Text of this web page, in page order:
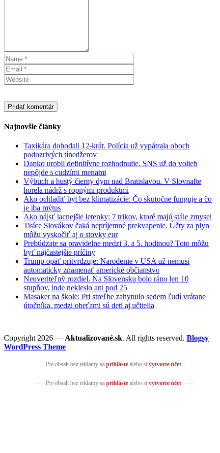
Najnovšie články
Taxikára dobodali 12-krát. Polícia už vypátrala oboch
podozrivých tínedžerov
Danko urobil definitívne rozhodnutie. SNS už do volieb
nepôjde s cudzími menami
Výbuch a hustý čierny dym nad Bratislavou. V Slovnafte
horela nádrž s ropnými produktmi
Ako ochladiť byt bez klimatizácie: Čo skutočne funguje a čo
je iba mýtus
Ako nájsť lacnejšie letenky: 7 trikov, ktoré majú stále zmysel
Tisíce Slovákov čaká nepríjemné prekvapenie. Účty za plyn
môžu vyskočiť aj o stovky eur
Prebúdzate sa pravidelne medzi 3. a 5. hodinou? Toto môžu
byť najčastejšie príčiny
Trump opäť pritvrdzuje: Narodenie v USA už nemusí
automaticky znamenať americké občianstvo
Neuveriteľný rozdiel. Na Slovensku bolo ráno len 10
stupňov, inde nekleslo ani pod 25
Masaker na škole: Pri streľbe zahynulo sedem ľudí vrátane
útočníka, medzi obeťami sú deti aj učitelia
Copyright 2026 — Aktualizované.sk. All rights reserved. Blogsy
WordPress Theme
Pre obsah bez reklamy sa prihlástealebo si vytvorte účet.